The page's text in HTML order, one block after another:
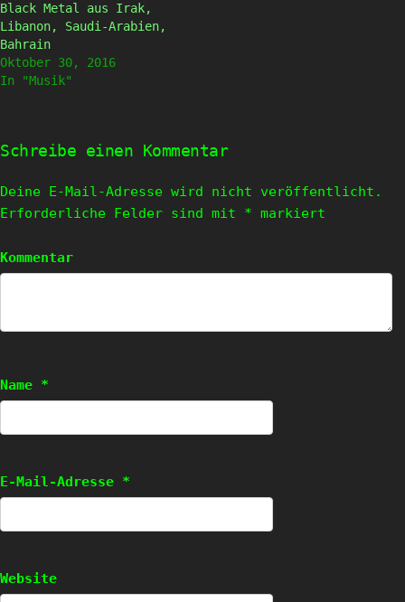
Black Metal aus Irak,
Libanon, Saudi-Arabien,
Bahrain
Oktober 30, 2016
In "Musik"
Schreibe einen Kommentar
Deine E-Mail-Adresse wird nicht veröffentlicht.
Erforderliche Felder sind mit * markiert
Kommentar
Name *
E-Mail-Adresse *
Website